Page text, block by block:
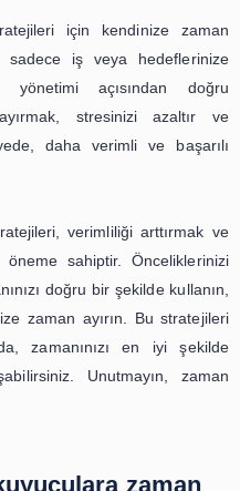
yönetimi stratejileri
haftalık veya
planınızı tutarlı
en önemli görevlere
de sağlamalısınız,
stratejisi, zamanınızı
aktivitelerden kaçınmak